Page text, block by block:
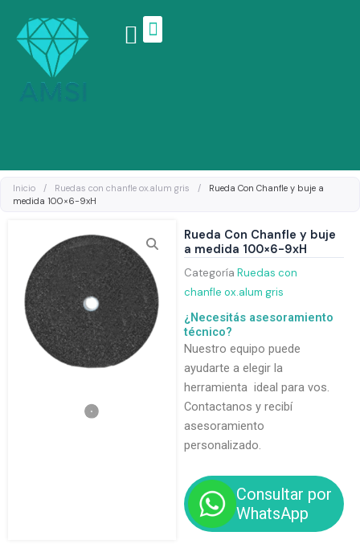
contenido
Inicio / Ruedas con chanfle ox.alum gris /
Rueda Con Chanfle y buje a
medida 100×6-9xH
Rueda Con Chanfle y buje
a medida 100×6-9xH
Categoría Ruedas con
chanfle ox.alum gris
¿Necesitás asesoramiento
técnico?
Nuestro equipo puede
ayudarte a elegir la
herramienta ideal para vos.
Contactanos y recibí
asesoramiento
personalizado.
Consultar por
WhatsApp